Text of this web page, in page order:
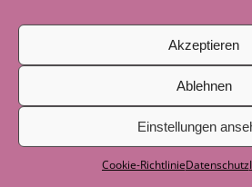
Akzeptieren
Ablehnen
Einstellungen
Cookie-RichtlinieDatenschutz
Juni 2026
Als der See zum Lehrer